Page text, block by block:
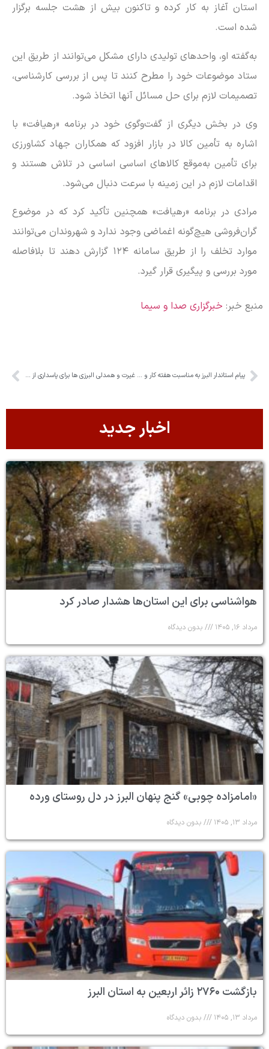
استان آغاز به کار کرده و تاکنون بیش از هشت جلسه برگزار
شده است.
به‌گفته او، واحد‌های تولیدی دارای مشکل می‌توانند از طریق این
ستاد موضوعات خود را مطرح کنند تا پس از بررسی کارشناسی،
تصمیمات لازم برای حل مسائل آنها اتخاذ شود.
وی در بخش دیگری از گفت‌وگوی خود در برنامه «رهیافت» با
اشاره به تأمین کالا در بازار افزود که همکاران جهاد کشاورزی
برای تأمین به‌موقع کالا‌های اساسی اساسی در تلاش هستند و
اقدامات لازم در این زمینه با سرعت دنبال می‌شود.
مرادی در برنامه «رهیافت» همچنین تأکید کرد که در موضوع
گران‌فروشی هیچ‌گونه اغماضی وجود ندارد و شهروندان می‌توانند
موارد تخلف را از طریق سامانه ۱۲۴ گزارش دهند تا بلافاصله
مورد بررسی و پیگیری قرار گیرد.
منبع خبر: خبرگزاری صدا و سیما
پیام استاندار البرز به مناسبت هفته کار و کارگر غیرت و همدلی البرزی ها برای پاسداری از وطن
اخبار جدید
هواشناسی برای این استان‌ها هشدار صادر کرد
مرداد ۱۶, ۱۴۰۵ بدون دیدگاه
«امامزاده چوبی» گنج پنهان البرز در دل روستای ورده
مرداد ۱۳, ۱۴۰۵ بدون دیدگاه
بازگشت ۲۷۶۰ زائر اربعین به استان البرز
مرداد ۱۳, ۱۴۰۵ بدون دیدگاه